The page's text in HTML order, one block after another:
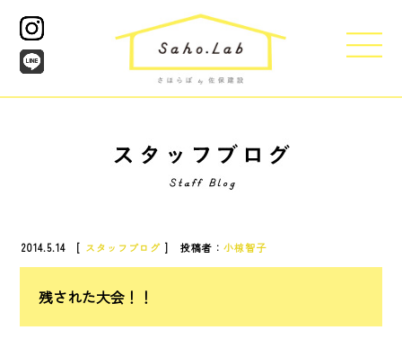
2014.5.14 [ スタッフブログ ] 投稿者：小椋智子
残された大会！！